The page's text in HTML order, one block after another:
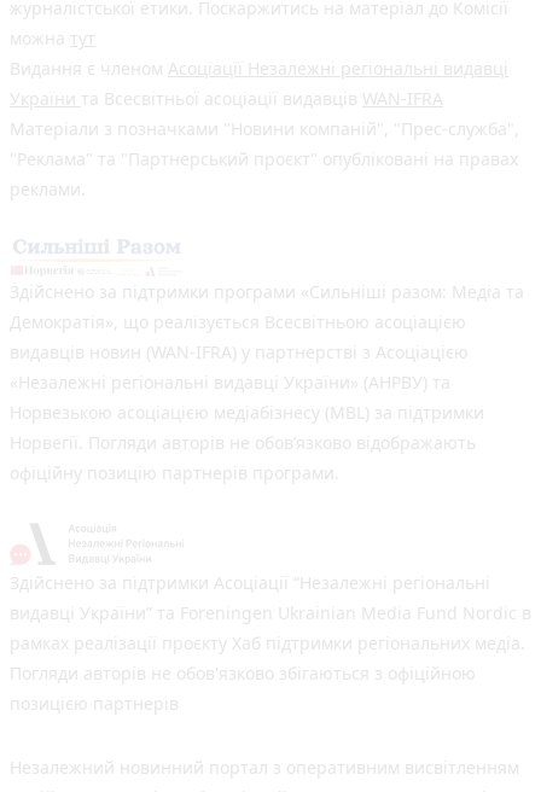
журналістської етики. Поскаржитись на матеріал до Комісії
можна тут
Видання є членом Асоціації Незалежні регіональні видавці
України та Всесвітньої асоціації видавців WAN-IFRA
Матеріали з позначками "Новини компаній", "Прес-служба",
"Реклама" та "Партнерський проєкт" опубліковані на правах
реклами.
Здійснено за підтримки програми «Сильніші разом: Медіа та
Демократія», що реалізується Всесвітньою асоціацією
видавців новин (WAN-IFRA) у партнерстві з Асоціацією
«Незалежні регіональні видавці України» (АНРВУ) та
Норвезькою асоціацією медіабізнесу (MBL) за підтримки
Норвегії. Погляди авторів не обов’язково відображають
офіційну позицію партнерів програми.
Здійснено за підтримки Асоціації “Незалежні регіональні
видавці України” та Foreningen Ukrainian Media Fund Nordic в
рамках реалізації проєкту Хаб підтримки регіональних медіа.
Погляди авторів не обов'язково збігаються з офіційною
позицією партнерів
Незалежний новинний портал з оперативним висвітленням